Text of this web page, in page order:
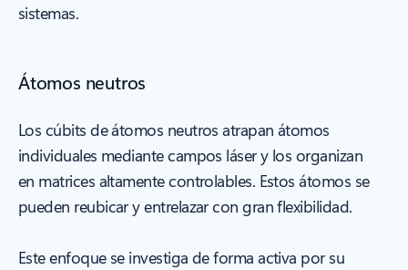
sistemas.
Átomos neutros
Los cúbits de átomos neutros atrapan átomos
individuales mediante campos láser y los organizan
en matrices altamente controlables. Estos átomos se
pueden reubicar y entrelazar con gran flexibilidad.
Este enfoque se investiga de forma activa por su